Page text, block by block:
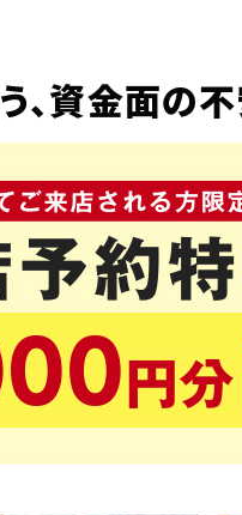
、資金面の不